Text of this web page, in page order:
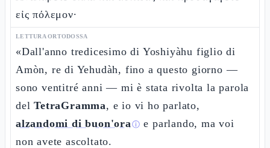
εἰς πόλεμον·
LETTURA ORTODOSSA
«Dall'anno tredicesimo di Yoshiyàhu figlio di
Amòn, re di Yehudàh, fino a questo giorno —
sono ventitré anni — mi è stata rivolta la parola
delTetraGramma, e io vi ho parlato,
alzandomi di buon'oraⓘ e parlando, ma voi
non avete ascoltato.